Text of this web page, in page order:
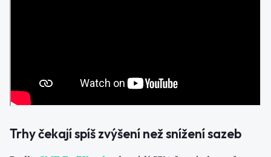
Trhy čekají spíš zvýšení než snížení sazeb